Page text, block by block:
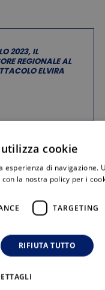
2023, IL
REGIONALE AL
ELVIRA
SU CANTU E SU
cookie
di navigazione.
la nostra policy per i
TARGETING
RIFIUTA TUTTO